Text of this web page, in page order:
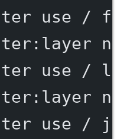
use /
use /
use /